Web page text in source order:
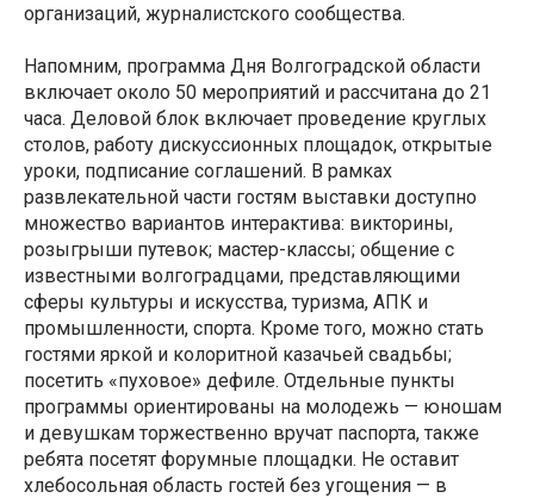
организаций, журналистского сообщества.
Напомним, программа Дня Волгоградской области
включает около 50 мероприятий и рассчитана до 21
часа. Деловой блок включает проведение круглых
столов, работу дискуссионных площадок, открытые
уроки, подписание соглашений. В рамках
развлекательной части гостям выставки доступно
множество вариантов интерактива: викторины,
розыгрыши путевок; мастер-классы; общение с
известными волгоградцами, представляющими
сферы культуры и искусства, туризма, АПК и
промышленности, спорта. Кроме того, можно стать
гостями яркой и колоритной казачьей свадьбы;
посетить «пуховое» дефиле. Отдельные пункты
программы ориентированы на молодежь — юношам
и девушкам торжественно вручат паспорта, также
ребята посетят форумные площадки. Не оставит
хлебосольная область гостей без угощения — в